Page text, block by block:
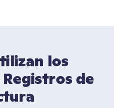
los
de